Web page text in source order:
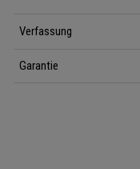
Verfassung
Garantie